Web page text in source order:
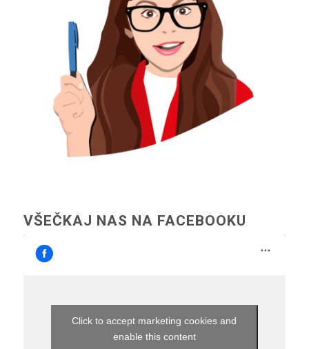
VŠEČKAJ NAS NA FACEBOOKU
Click to accept marketing cookies and
enable this content